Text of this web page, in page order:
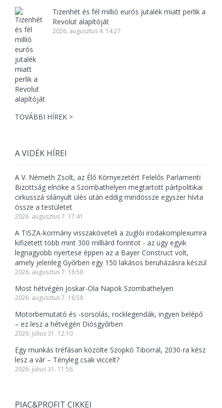
Tizenhét és fél millió eurós jutalék miatt perlik a
Revolut alapítóját
2026. augusztus 4. 14:27
TOVÁBBI HÍREK >
A VIDÉK HÍREI
A V. Németh Zsolt, az Élő Környezetért Felelős Parlamenti
Bizottság elnöke a Szombathelyen megtartott pártpolitikai
cirkusszá silányult ülés után eddig mindössze egyszer hívta
össze a testületet
2026. augusztus 7. 17:41
A TISZA-kormány visszaköveteli a zuglói irodakomplexumra
kifizetett több mint 300 milliárd forintot - az ügy egyik
legnagyobb nyertese éppen az a Bayer Construct volt,
amely jelenleg Győrben egy 150 lakásos beruházásra készül
2026. augusztus 7. 16:58
Most hétvégén Joskar-Ola Napok Szombathelyen
2026. augusztus 7. 16:58
Motorbemutató és -sorsolás, rocklegendák, ingyen belépő
– ez lesz a hétvégén Diósgyőrben
2026. július 31. 12:10
Egy munkás tréfásan közölte Szopkó Tiborral, 2030-ra kész
lesz a vár – Tényleg csak viccelt?
2026. július 31. 11:56
PIAC&PROFIT CIKKEI